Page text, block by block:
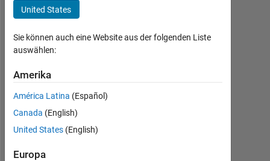
Aktiv
seit
Followers:
Following:
United States
Sie können auch eine Website aus der folgenden Liste
auswählen:
Amerika
América Latina (Español)
Canada (English)
United States (English)
Europa